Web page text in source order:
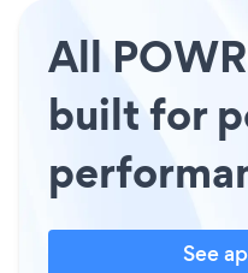
All
built for
See